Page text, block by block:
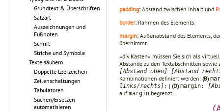
Grundtext & Überschriften
Satzart
Auszeichnungen und
Fußnoten
Schrift
Striche und Symbole
Texte säubern
Doppelte Leerzeichen
Zeilenschaltungen
Tabulatoren
Suchen/Ersetzen
automatisieren
padding: Abstand zwischen Inhalt und
border: Rahmen des Elements.
margin: Außenabstand des Elements,
übernimmt.
»div.Kasten« müssen Sie sich als
Abstände zu den Textabschnitten
[Abstand oben] [Abstand
Kombinationen definiert werden: (B)
links/rechts] ; | (D) margin:
auf margin begrenzt.